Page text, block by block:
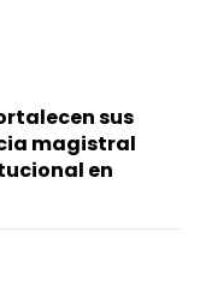
sus
magistral
en